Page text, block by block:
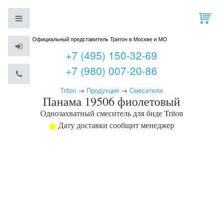
Официальный представитель Тритон в Москве и МО
+7 (495) 150-32-69
+7 (980) 007-20-86
Triton → Продукция → Смесители
Панама 19506 фиолетовый
Однозахватный смеситель для бидеTriton
Дату доставки сообщит менеджер